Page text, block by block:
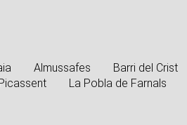
Almussafes Barri del Crist
La Pobla de Farnals